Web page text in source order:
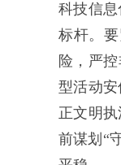
科技信
标杆。要
险，严
型活动
正文明执
前谋划 “